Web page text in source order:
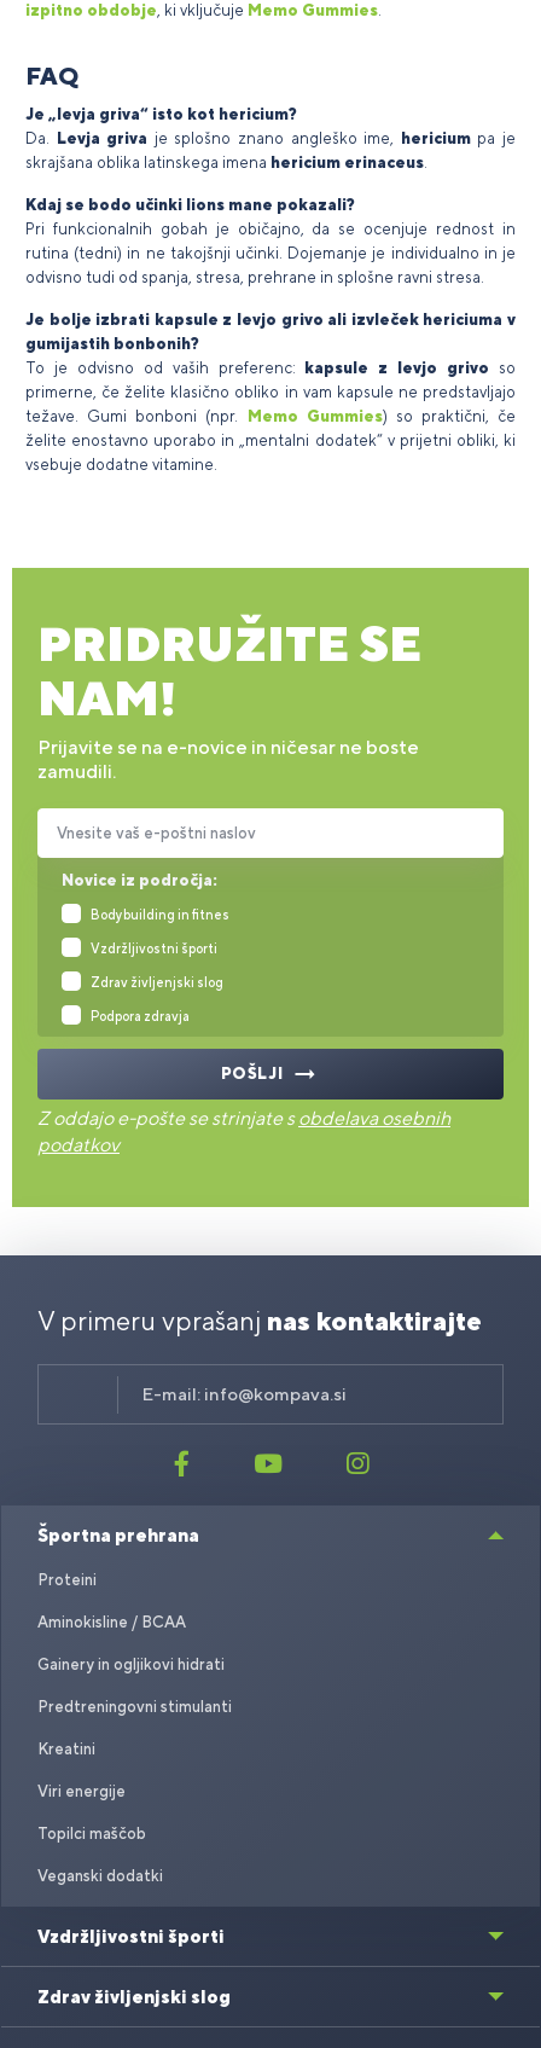
izpitno obdobje, ki vključuje Memo Gummies.
FAQ
Je „levja griva“ isto kot hericium?
Da.
Levja griva je splošno znano angleško ime, hericiumpa je
skrajšana oblika latinskega imena hericium erinaceus.
Kdaj se bodo učinki lions mane pokazali?
Pri funkcionalnih gobah je običajno, da se ocenjuje rednost in
rutina (tedni) in ne takojšnji učinki. Dojemanje je individualno in je
odvisno tudi od spanja, stresa, prehrane in splošne ravni stresa.
Je bolje izbrati kapsule z levjo grivo ali izvleček hericiuma v
gumijastih bonbonih?
To je odvisno od vaših preferenc:
kapsule z levjo grivo so
primerne, če želite klasično obliko in vam kapsule ne predstavljajo
težave. Gumi bonboni (npr.
Memo Gummies) so praktični, če
želite enostavno uporabo in „mentalni dodatek“ v prijetni obliki, ki
vsebuje dodatne vitamine.
PRIDRUŽITE SE
NAM!
Prijavite se na e-novice in ničesar ne boste
zamudili.
Novice iz področja:
Bodybuilding in fitnes
Vzdržljivostni športi
Zdrav življenjski slog
Podpora zdravja
Vnesite vaš e-poštni naslov
POŠLJI
Z oddajo e-pošte se strinjate sobdelava osebnih
podatkov
V primeru vprašanj nas kontaktirajte
E-mail: info@kompava.si
Športna prehrana
Proteini
Aminokisline / BCAA
Gainery in ogljikovi hidrati
Predtreningovni stimulanti
Kreatini
Viri energije
Topilci maščob
Veganski dodatki
Vzdržljivostni športi
Zdrav življenjski slog